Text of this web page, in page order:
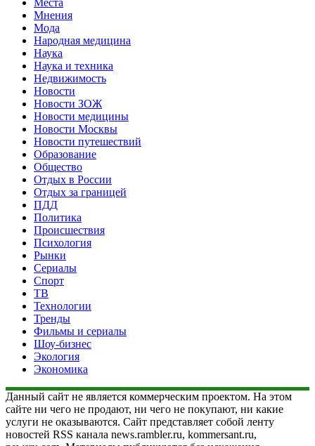
Места
Мнения
Мода
Народная медицина
Наука
Наука и техника
Недвижимость
Новости
Новости ЗОЖ
Новости медицины
Новости Москвы
Новости путешествий
Образование
Общество
Отдых в России
Отдых за границей
ПДД
Политика
Происшествия
Психология
Рынки
Сериалы
Спорт
ТВ
Технологии
Тренды
Фильмы и сериалы
Шоу-бизнес
Экология
Экономика
Данный сайт не является коммерческим проектом. На этом
сайте ни чего не продают, ни чего не покупают, ни какие
услуги не оказываются. Сайт представляет собой ленту
новостей RSS канала news.rambler.ru, kommersant.ru,